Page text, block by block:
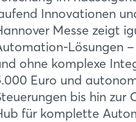
Innovationen
Messe zeigt
Lösungen
ohne komplexe
Euro und
bis hin zur
für komplette